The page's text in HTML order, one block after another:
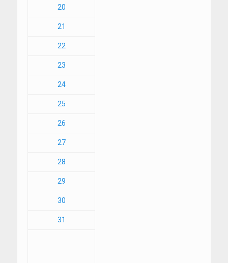
20
21
22
23
24
25
26
27
28
29
30
31